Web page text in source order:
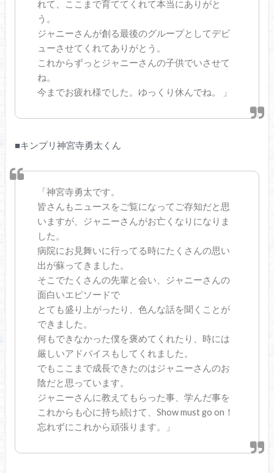
れて、ここまで育ててくれて本当にありがと
う。
ジャニーさんが創る最後のグループとしてデビ
ューさせてくれてありがとう。
これからずっとジャニーさんの子供でいさせて
ね。
今までお疲れ様でした。ゆっくり休んでね。 」
■キンプリ神宮寺勇太くん
「神宮寺勇太です。
皆さんもニュースをご覧になってご存知だと思
いますが、ジャニーさんがお亡くなりになりま
した。
病院にお見舞いに行ってる時にたくさんの思い
出が蘇ってきました。
そこでたくさんの先輩と会い、ジャニーさんの
面白いエピソードで
とても盛り上がったり、色んな話を聞くことが
できました。
何もできなかった僕を褒めてくれたり、時には
厳しいアドバイスもしてくれました。
でもここまで成長できたのはジャニーさんのお
陰だと思っています。
ジャニーさんに教えてもらった事、学んだ事を
これからも心に持ち続けて、Show must go on！
忘れずにこれから頑張ります。」